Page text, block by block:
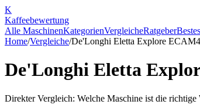
K
Kaffeebewertung
Alle MaschinenKategorienVergleicheRatgeber
Home/Vergleiche/De'Longhi Eletta Explore
De'Longhi Eletta
Direkter Vergleich: Welche Maschine ist die richtige